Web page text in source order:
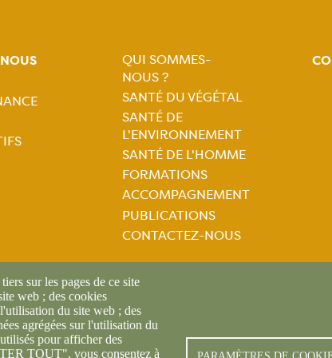
Navigation
principale
QUI SOMMES-
NOUS ?
SANTÉ DU VÉGÉTAL
SANTÉ DE
L'ENVIRONNEMENT
SANTÉ DE L'HOMME
FORMATIONS
ACCOMPAGNEMENT
PUBLICATIONS
CONTACTEZ-NOUS
© FREDON 2019 -
sur les pages de ce site
web ; des cookies
du site web ; des
agrégées sur l'utilisation du
pour afficher des
TOUT", vous consentez à